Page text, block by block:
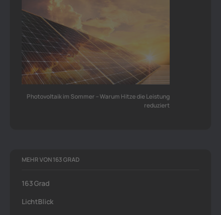
Photovoltaik im Sommer – Warum Hitze die Leistung
reduziert
MEHR VON 163 GRAD
163 Grad
LichtBlick